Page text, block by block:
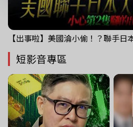
短影音專區